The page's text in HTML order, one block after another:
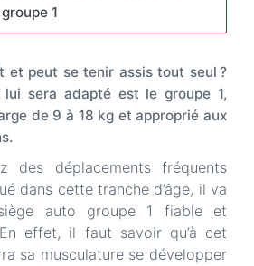
1
et peut se tenir assis tout seul ?
sera adapté est le groupe 1,
de 9 à 18 kg et approprié aux
des déplacements fréquents
dans cette tranche d’âge, il va
auto groupe 1 fiable et
effet, il faut savoir qu’à cet
sa musculature se développer